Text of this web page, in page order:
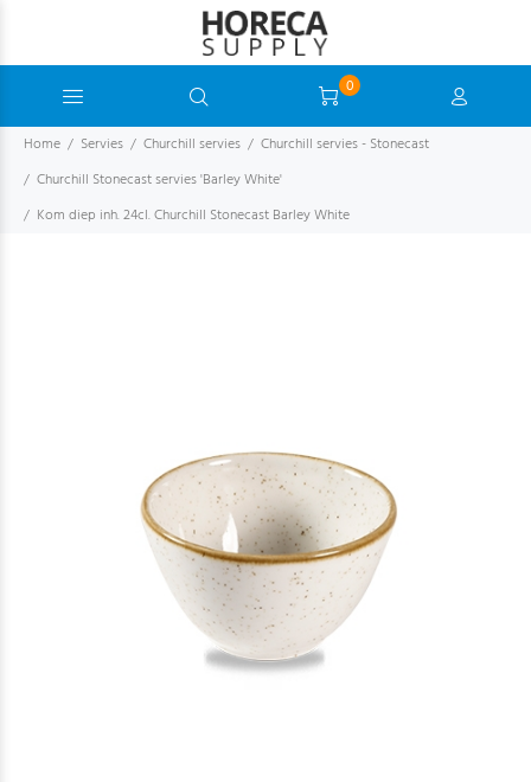
0
Home Servies Churchill servies
Churchill servies - Stonecast
Churchill Stonecast servies 'Barley White'
Kom diep inh. 24cl. Churchill Stonecast Barley White